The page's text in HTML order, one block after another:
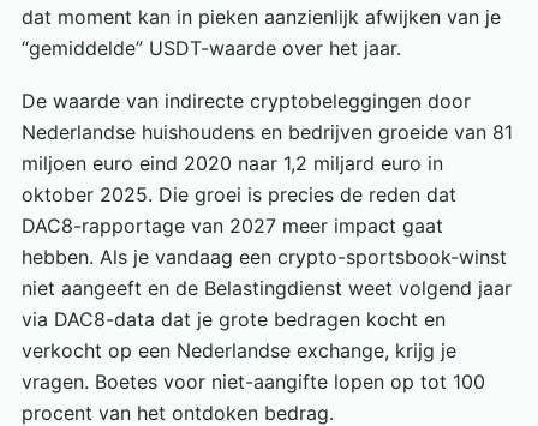
dat moment kan in pieken aanzienlijk afwijken van je
“gemiddelde” USDT-waarde over het jaar.
De waarde van indirecte cryptobeleggingen door
Nederlandse huishoudens en bedrijven groeide van 81
miljoen euro eind 2020 naar 1,2 miljard euro in
oktober 2025. Die groei is precies de reden dat
DAC8-rapportage van 2027 meer impact gaat
hebben. Als je vandaag een crypto-sportsbook-winst
niet aangeeft en de Belastingdienst weet volgend jaar
via DAC8-data dat je grote bedragen kocht en
verkocht op een Nederlandse exchange, krijg je
vragen. Boetes voor niet-aangifte lopen op tot 100
procent van het ontdoken bedrag.